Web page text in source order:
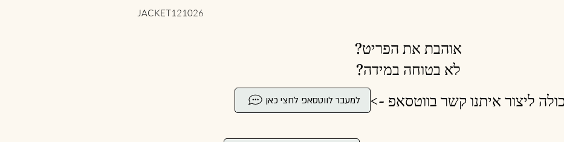
JACKET121026
אוהבת את הפריט?
לא בטוחה במידה?
ליצור איתנו קשר בווטסאפ ->
למעבר לווטסאפ לחצי כאן